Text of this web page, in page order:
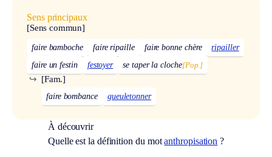
Sens principaux
[Sens commun]
faire bamboche faire ripaille faire bonne chère
ripailler
faire un festin
festoyer se taper la cloche[Pop.]
[Fam.]
↪
faire bombance gueuletonner
À découvrir
Quelle est la définition du motanthropisation ?